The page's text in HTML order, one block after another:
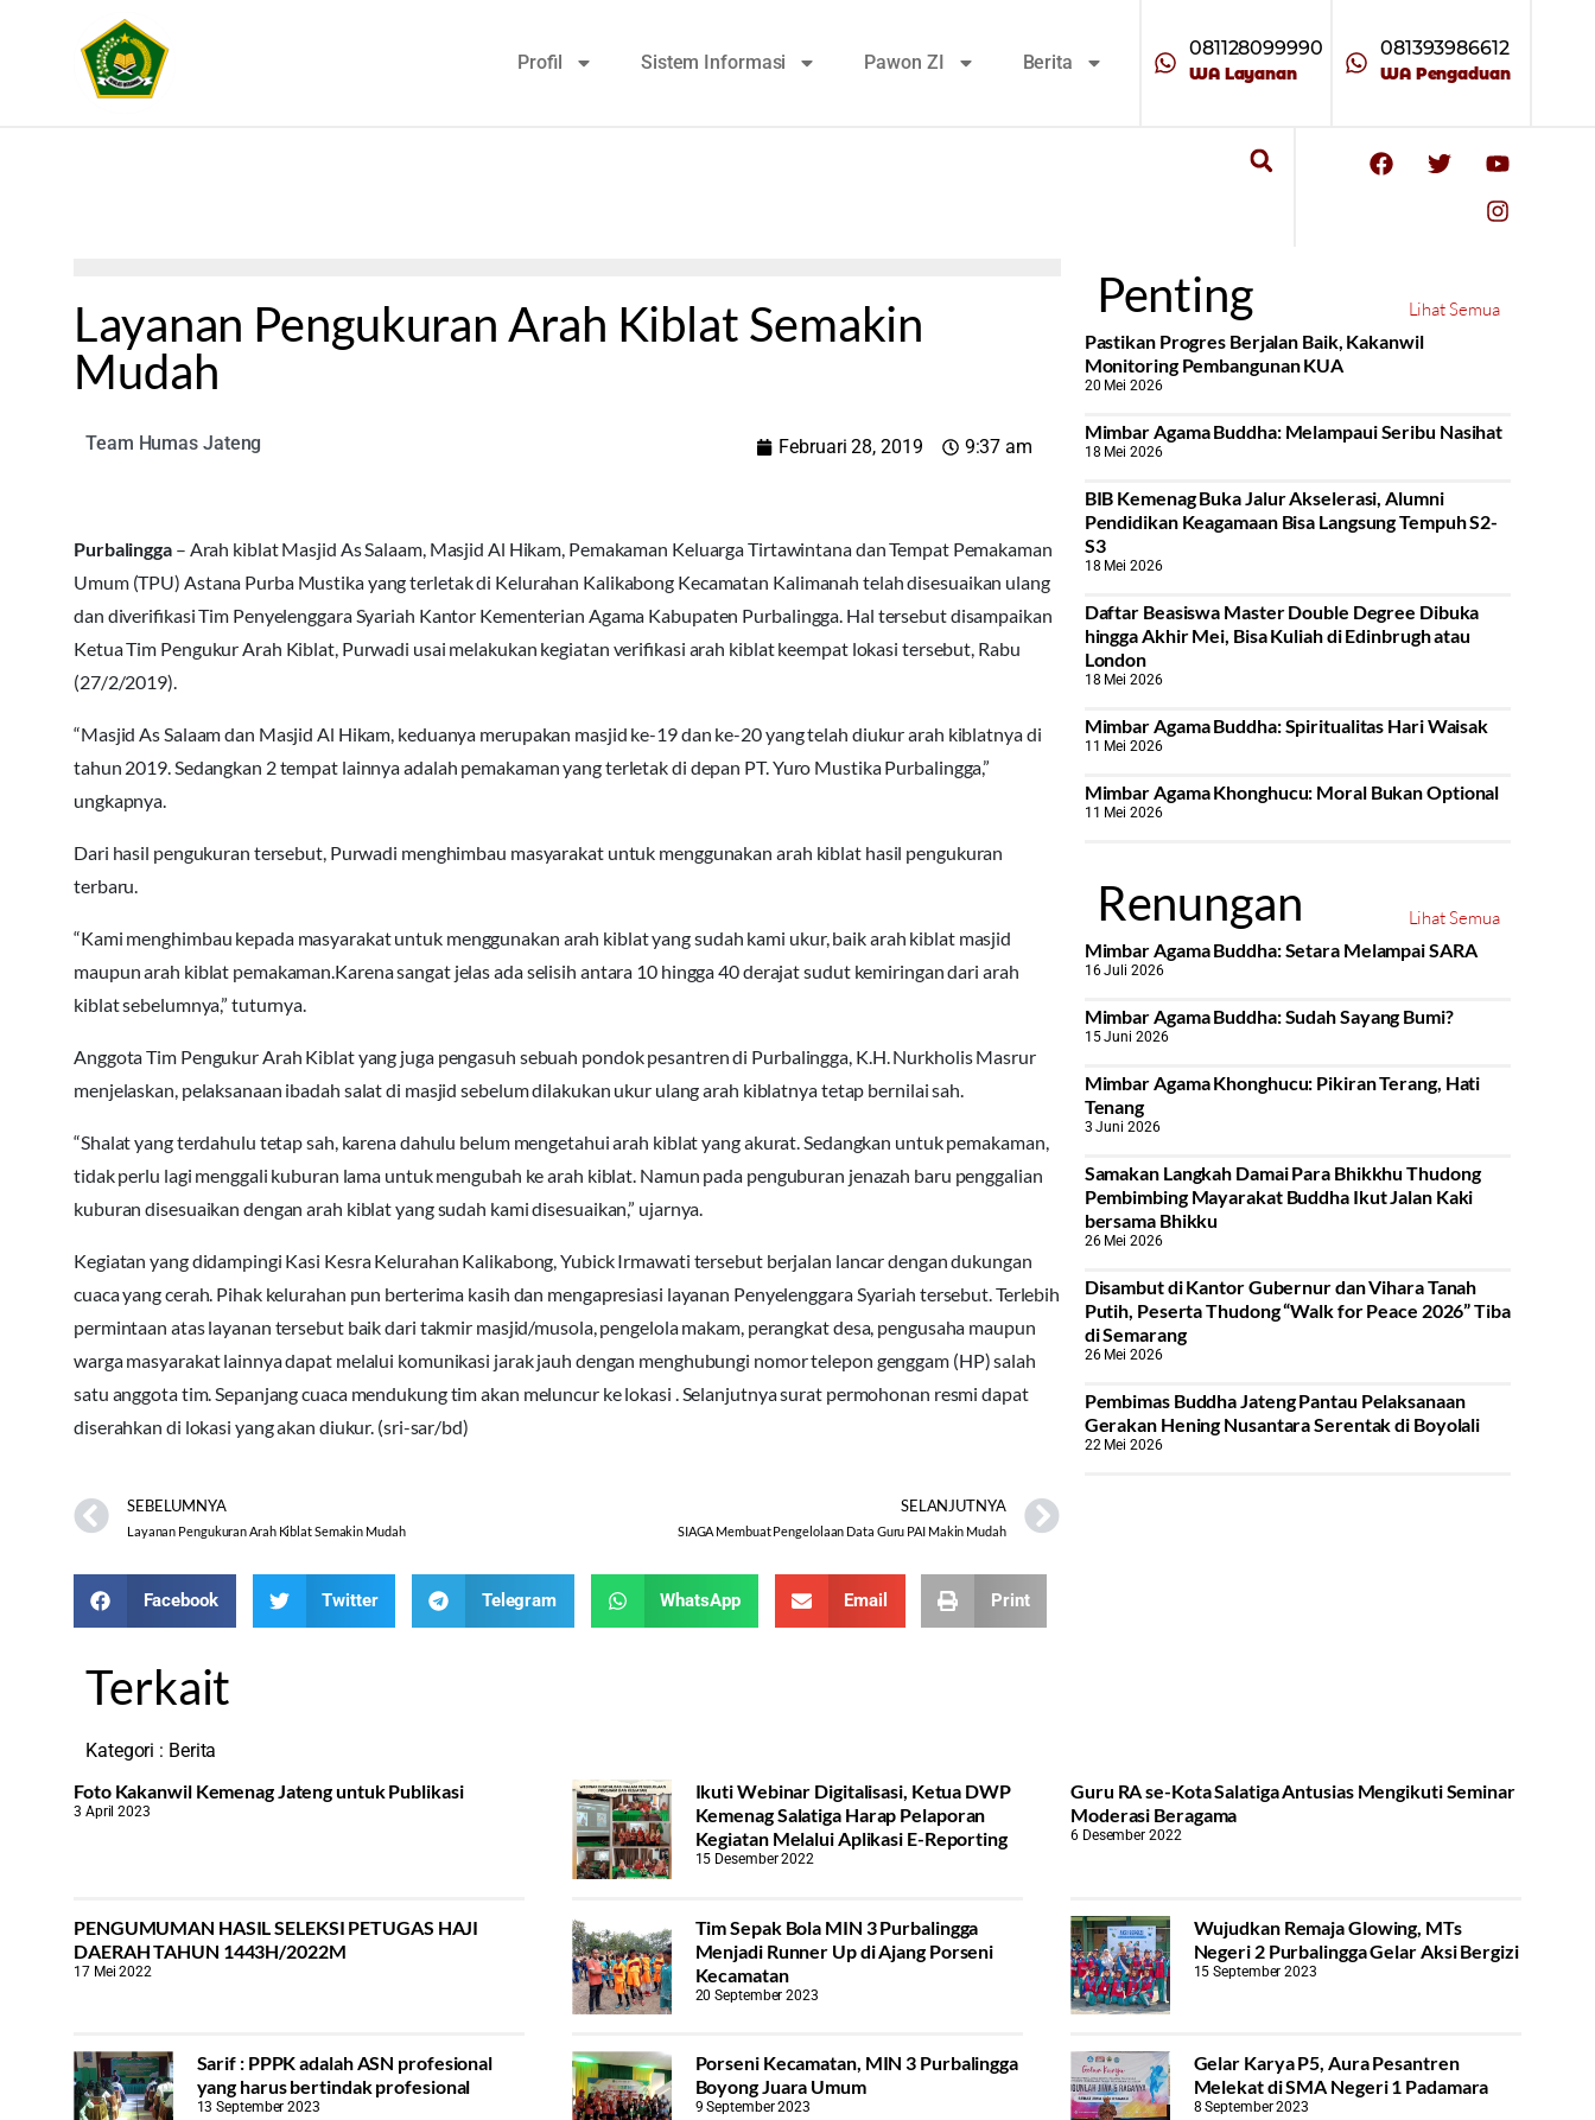
Profil Sistem Informasi Pawon ZI Berita
081128099990
WA Layanan
081393986612
WA Pengaduan
Layanan Pengukuran Arah Kiblat Semakin
Mudah
Team Humas Jateng Februari 28, 2019 9:37 am
Purbalingga– Arah kiblat Masjid As Salaam, Masjid Al Hikam, Pemakaman Keluarga Tirtawintana dan Tempat Pemakaman
Umum (TPU) Astana Purba Mustika yang terletak di Kelurahan Kalikabong Kecamatan Kalimanah telah disesuaikan ulang
dan diverifikasi Tim Penyelenggara Syariah Kantor Kementerian Agama Kabupaten Purbalingga. Hal tersebut disampaikan
Ketua Tim Pengukur Arah Kiblat, Purwadi usai melakukan kegiatan verifikasi arah kiblat keempat lokasi tersebut, Rabu
(27/2/2019).
“Masjid As Salaam dan Masjid Al Hikam, keduanya merupakan masjid ke-19 dan ke-20 yang telah diukur arah kiblatnya di
tahun 2019. Sedangkan 2 tempat lainnya adalah pemakaman yang terletak di depan PT. Yuro Mustika Purbalingga,”
ungkapnya.
Dari hasil pengukuran tersebut, Purwadi menghimbau masyarakat untuk menggunakan arah kiblat hasil pengukuran
terbaru.
“Kami menghimbau kepada masyarakat untuk menggunakan arah kiblat yang sudah kami ukur, baik arah kiblat masjid
maupun arah kiblat pemakaman.Karena sangat jelas ada selisih antara 10 hingga 40 derajat sudut kemiringan dari arah
kiblat sebelumnya,” tuturnya.
Anggota Tim Pengukur Arah Kiblat yang juga pengasuh sebuah pondok pesantren di Purbalingga, K.H. Nurkholis Masrur
menjelaskan, pelaksanaan ibadah salat di masjid sebelum dilakukan ukur ulang arah kiblatnya tetap bernilai sah.
“Shalat yang terdahulu tetap sah, karena dahulu belum mengetahui arah kiblat yang akurat. Sedangkan untuk pemakaman,
tidak perlu lagi menggali kuburan lama untuk mengubah ke arah kiblat. Namun pada penguburan jenazah baru penggalian
kuburan disesuaikan dengan arah kiblat yang sudah kami disesuaikan,” ujarnya.
Kegiatan yang didampingi Kasi Kesra Kelurahan Kalikabong, Yubick Irmawati tersebut berjalan lancar dengan dukungan
cuaca yang cerah. Pihak kelurahan pun berterima kasih dan mengapresiasi layanan Penyelenggara Syariah tersebut. Terlebih
permintaan atas layanan tersebut baik dari takmir masjid/musola, pengelola makam, perangkat desa, pengusaha maupun
warga masyarakat lainnya dapat melalui komunikasi jarak jauh dengan menghubungi nomor telepon genggam (HP) salah
satu anggota tim. Sepanjang cuaca mendukung tim akan meluncur ke lokasi . Selanjutnya surat permohonan resmi dapat
diserahkan di lokasi yang akan diukur. (sri-sar/bd)
SEBELUMNYA
Layanan Pengukuran Arah Kiblat Semakin Mudah
SELANJUTNYA
SIAGA Membuat Pengelolaan Data Guru PAI Makin Mudah
Facebook Twitter Telegram WhatsApp Email Print
Penting
Lihat Semua
Pastikan Progres Berjalan Baik, Kakanwil
Monitoring Pembangunan KUA
20 Mei 2026
Mimbar Agama Buddha: Melampaui Seribu Nasihat
18 Mei 2026
BIB Kemenag Buka Jalur Akselerasi, Alumni
Pendidikan Keagamaan Bisa Langsung Tempuh S2-
S3
18 Mei 2026
Daftar Beasiswa Master Double Degree Dibuka
hingga Akhir Mei, Bisa Kuliah di Edinbrugh atau
London
18 Mei 2026
Mimbar Agama Buddha: Spiritualitas Hari Waisak
11 Mei 2026
Mimbar Agama Khonghucu: Moral Bukan Optional
11 Mei 2026
Renungan
Lihat Semua
Mimbar Agama Buddha: Setara Melampai SARA
16 Juli 2026
Mimbar Agama Buddha: Sudah Sayang Bumi?
15 Juni 2026
Mimbar Agama Khonghucu: Pikiran Terang, Hati
Tenang
3 Juni 2026
Samakan Langkah Damai Para Bhikkhu Thudong
Pembimbing Mayarakat Buddha Ikut Jalan Kaki
bersama Bhikku
26 Mei 2026
Disambut di Kantor Gubernur dan Vihara Tanah
Putih, Peserta Thudong “Walk for Peace 2026” Tiba
di Semarang
26 Mei 2026
‎Pembimas Buddha Jateng Pantau Pelaksanaan
Gerakan Hening Nusantara Serentak di Boyolali
22 Mei 2026
Terkait
Kategori : Berita
Foto Kakanwil Kemenag Jateng untuk Publikasi
3 April 2023
Ikuti Webinar Digitalisasi, Ketua DWP
Kemenag Salatiga Harap Pelaporan
Kegiatan Melalui Aplikasi E-Reporting
15 Desember 2022
Guru RA se-Kota Salatiga Antusias Mengikuti Seminar
Moderasi Beragama
6 Desember 2022
PENGUMUMAN HASIL SELEKSI PETUGAS HAJI
DAERAH TAHUN 1443H/2022M
17 Mei 2022
Tim Sepak Bola MIN 3 Purbalingga
Menjadi Runner Up di Ajang Porseni
Kecamatan
20 September 2023
Wujudkan Remaja Glowing, MTs
Negeri 2 Purbalingga Gelar Aksi Bergizi
15 September 2023
Sarif : PPPK adalah ASN profesional
yang harus bertindak profesional
13 September 2023
Porseni Kecamatan, MIN 3 Purbalingga
Boyong Juara Umum
9 September 2023
Gelar Karya P5, Aura Pesantren
Melekat di SMA Negeri 1 Padamara
8 September 2023